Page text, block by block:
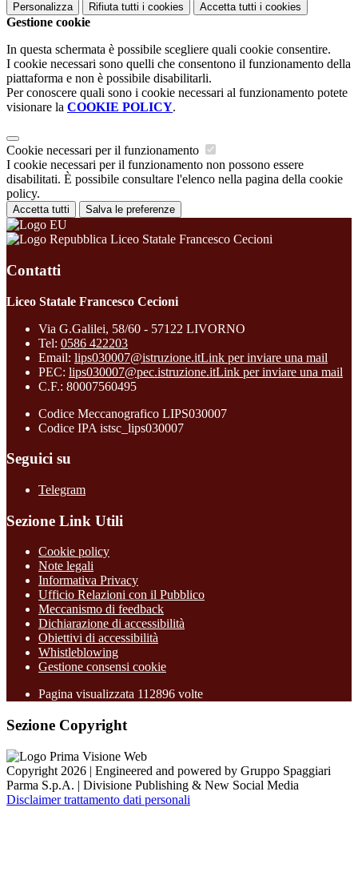
Personalizza Rifiuta tutti i cookies Accetta tutti i cookies
Gestione cookie
In questa schermata è possibile scegliere quali cookie consentire.
I cookie necessari sono quelli che consentono il funzionamento della
piattaforma e non è possibile disabilitarli.
Per conoscere quali sono i cookie necessari al funzionamento potete
visionare la COOKIE POLICY.
Cookie necessari per il funzionamento
I cookie necessari per il funzionamento non possono essere
disabilitati. È possibile consultare l'elenco nella pagina della cookie
policy.
Accetta tutti Salva le preferenze
Liceo Statale Francesco Cecioni
Contatti
Liceo Statale Francesco Cecioni
Via G.Galilei, 58/60 - 57122 LIVORNO
Tel: 0586 422203
Email: lips030007@istruzione.itLink per inviare una mail
PEC: lips030007@pec.istruzione.itLink per inviare una mail
C.F.: 80007560495
Codice Meccanografico LIPS030007
Codice IPA istsc_lips030007
Seguici su
Telegram
Sezione Link Utili
Cookie policy
Note legali
Informativa Privacy
Ufficio Relazioni con il Pubblico
Meccanismo di feedback
Dichiarazione di accessibilità
Obiettivi di accessibilità
Whistleblowing
Gestione consensi cookie
Pagina visualizzata 112896 volte
Sezione Copyright
Copyright 2026 | Engineered and powered by Gruppo Spaggiari
Parma S.p.A. | Divisione Publishing & New Social Media
Disclaimer trattamento dati personali